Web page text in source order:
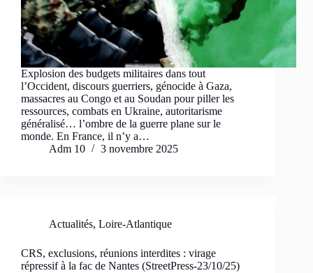
Explosion des budgets militaires dans tout
l’Occident, discours guerriers, génocide à Gaza,
massacres au Congo et au Soudan pour piller les
ressources, combats en Ukraine, autoritarisme
généralisé… l’ombre de la guerre plane sur le
monde. En France, il n’y a…
Adm 10
3 novembre 2025
Actualités, Loire-Atlantique
CRS, exclusions, réunions interdites : virage
répressif à la fac de Nantes (StreetPress-23/10/25)